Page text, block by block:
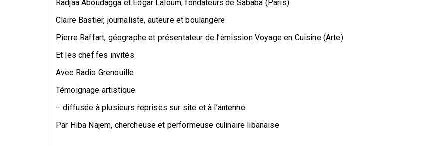
Radjaa Aboudagga et Edgar Laloum, fondateurs de Sababa (Paris)
Claire Bastier, journaliste, auteure et boulangère
Pierre Raffart, géographe et présentateur de l’émission Voyage en Cuisine (Arte)
Et les chef.fes invités
Avec Radio Grenouille
Témoignage artistique
– diffusée à plusieurs reprises sur site et à l’antenne
Par Hiba Najem, chercheuse et performeuse culinaire libanaise